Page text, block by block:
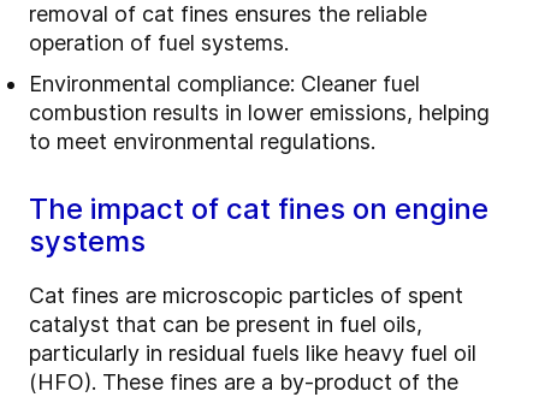
removal of cat fines ensures the reliable
operation of fuel systems.
Environmental compliance: Cleaner fuel
combustion results in lower emissions, helping
to meet environmental regulations.
The impact of cat fines on engine
systems
Cat fines are microscopic particles of spent
catalyst that can be present in fuel oils,
particularly in residual fuels like heavy fuel oil
(HFO). These fines are a by-product of the